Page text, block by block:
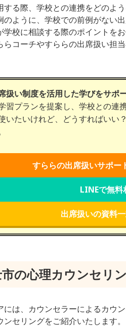
る際、学校との連携をどのよ
のように、学校での前例がない
校に相談する際のポイントを
らコーチやすららの出席扱い担
扱い制度を活用した学びをサポ
習プランを提案し、学校との連
いたいけれど、どうすればいい
すららの出席扱いサポー
LINEで無料
出席扱いの資料
の心理カウンセリ
には、カウンセラーによるカウ
セリングをご紹介いたします。